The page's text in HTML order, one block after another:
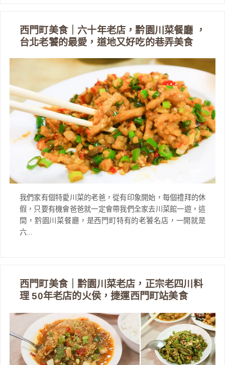
西門町美食｜六十年老店，黔園川菜餐廳 ，
台北老饕的最愛，道地又好吃的巷弄美食
我們家有個特愛川菜的老爸，從有印象開始，每個禮拜的休
假，只要有機會爸爸就一定會帶我們全家去川菜館一遊，這
間，黔園川菜餐廳，是西門町特有的老饕名店，一開就是
六...
西門町美食｜黔園川菜老店，正宗老四川料
理 50年老店的火侯，捷運西門町站美食